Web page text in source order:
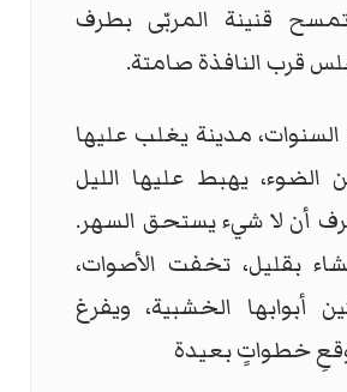
قنينة المربّى بطرف
قرب النافذة صامتة.
مدينة يغلب عليها
الضوء، يهبط عليها الليل
أن لا شيء يستحق السهر.
بقليل، تخفت الأصوات،
أبوابها الخشبية، ويفرغ
خطواتٍ بعيدة